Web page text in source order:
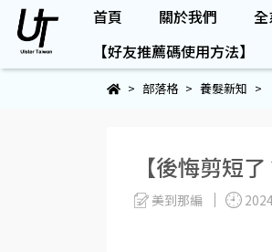
首頁 關於我們 全
【好友推薦碼使用方法】
部落格 養髮新知
【後悔剪短
美到那編